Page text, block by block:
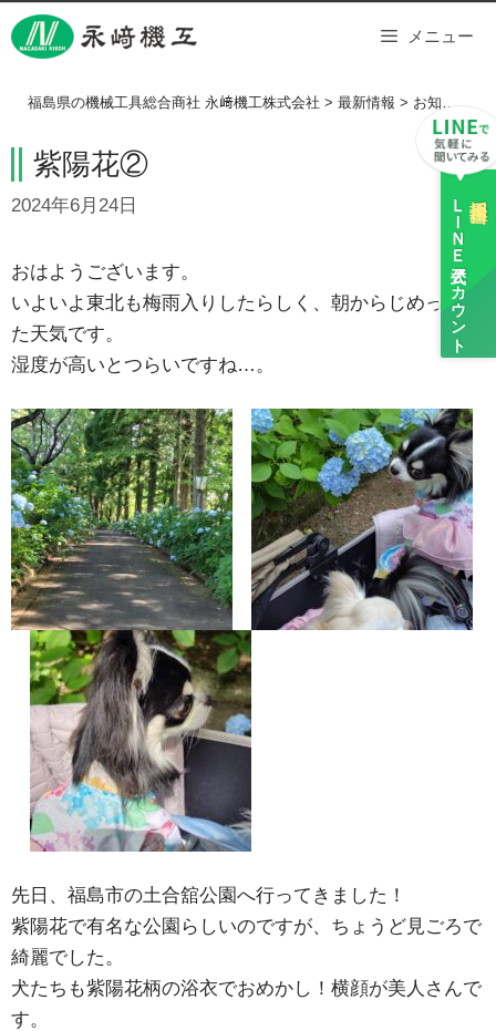
Skip
to
ＬＩＮＥ
公式アカウント
メニュー
福島県の機械工具総合商社 永﨑機工株式会社 > 最新情報 > お知らせ >
紫陽花②
2024年6月24日
おはようございます。
いよいよ東北も梅雨入りしたらしく、朝からじめっとし
た天気です。
湿度が高いとつらいですね…。
先日、福島市の土合舘公園へ行ってきました！
紫陽花で有名な公園らしいのですが、ちょうど見ごろで
綺麗でした。
犬たちも紫陽花柄の浴衣でおめかし！横顔が美人さんで
す。